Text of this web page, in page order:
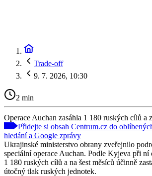
Trade-off
9. 7. 2026, 10:30
2 min
Operace Auchan zasáhla 1 180 ruských cílů a
Přidejte si obsah Centrum.cz do
hledání a Google zprávy
Ukrajinské ministerstvo obrany zveřejnilo
speciální operace Auchan. Podle Kyjeva při ní
1 180 ruských cílů a na šest měsíců účinně
útočný tlak ruských jednotek.